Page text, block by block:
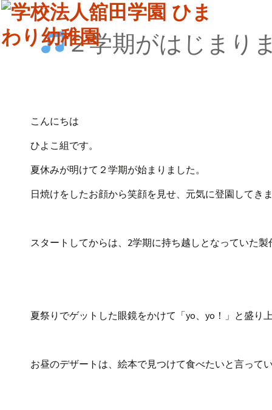
２学期がはじまり
こんにちは
ひよこ組です。
夏休みが明けて２学期が始まりました。
日焼けをしたお顔から笑顔を見せ、元気に登園してき
スタートしてからは、2学期に持ち越しとなっていた
夏祭りでゲットした眼鏡をかけて「yo、yo！」と盛り
お昼のデザートは、絵本で見つけて食べたいと言って